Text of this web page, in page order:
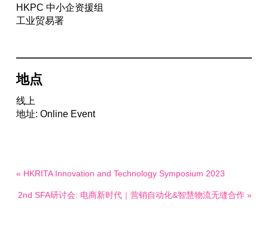
HKPC 中小企资援组
工业贸易署
地点
线上
地址: Online Event
« HKRITA Innovation and Technology Symposium 2023
2nd SFA研讨会: 电商新时代｜营销自动化&智慧物流无缝合作 »